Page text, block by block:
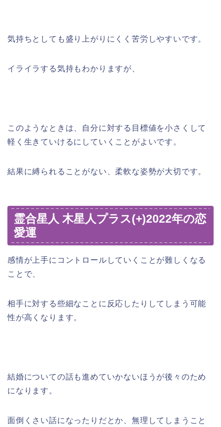
気持ちとしても盛り上がりにくく苦労しやすいです。
イライラする気持もわかりますが、
このようなときは、自分に対する目標値を小さくして
軽く生きていけるにしていくことがよいです。
結果に縛られることがない、柔軟な姿勢が大切です。
霊合星人 木星人プラス(+)2022年の恋
愛運
感情が上手にコントロールしていくことが難しくなる
ことで、
相手に対する些細なことに反応したりしてしまう可能
性が高くなります。
結婚についての話も進めていかないほうが後々のため
になります。
面倒くさい話になったりだとか、無理してしまうこと